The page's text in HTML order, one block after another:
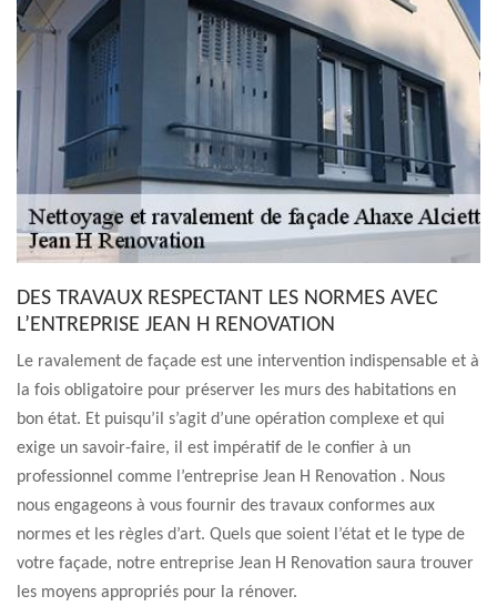
DES TRAVAUX RESPECTANT LES NORMES AVEC
L’ENTREPRISE JEAN H RENOVATION
Le ravalement de façade est une intervention indispensable et à
la fois obligatoire pour préserver les murs des habitations en
bon état. Et puisqu’il s’agit d’une opération complexe et qui
exige un savoir-faire, il est impératif de le confier à un
professionnel comme l’entreprise Jean H Renovation . Nous
nous engageons à vous fournir des travaux conformes aux
normes et les règles d’art. Quels que soient l’état et le type de
votre façade, notre entreprise Jean H Renovation saura trouver
les moyens appropriés pour la rénover.